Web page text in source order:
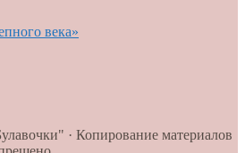
века»
· Копирование материалов